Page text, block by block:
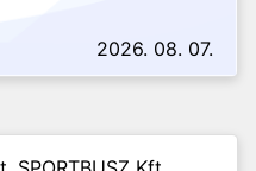
2026. 08. 07.